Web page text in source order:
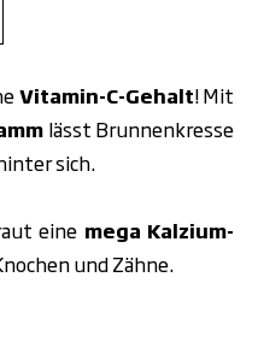
Vitamin-C-Gehalt! Mit
lässt Brunnenkresse
sich.
eine mega Kalzium-
und Zähne.